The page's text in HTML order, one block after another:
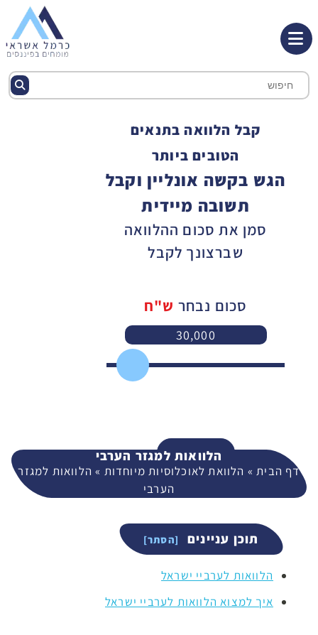
קבל הלוואה בתנאים
הטובים ביותר
הגש בקשה אונליין וקבל
תשובה מיידית
סמן את סכום ההלוואה
שברצונך לקבל
סכום נבחר ש"ח
30,000
המשך
הלוואות למגזר הערבי
דף הבית » הלוואת לאוכלוסיות מיוחדות »הלוואות למגזר
הערבי
תוכן עניינים
הלוואות לערביי ישראל
איך למצוא הלוואות לערביי ישראל